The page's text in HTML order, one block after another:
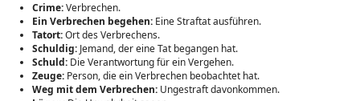
Crime:Verbrechen.
Ein Verbrechen begehen: Eine Straftat ausführen.
Tatort:Ort des Verbrechens.
Schuldig: Jemand, der eine Tat begangen hat.
Schuld: Die Verantwortung für ein Vergehen.
Zeuge: Person, die ein Verbrechen beobachtet hat.
Weg mit dem Verbrechen: Ungestraft davonkommen.